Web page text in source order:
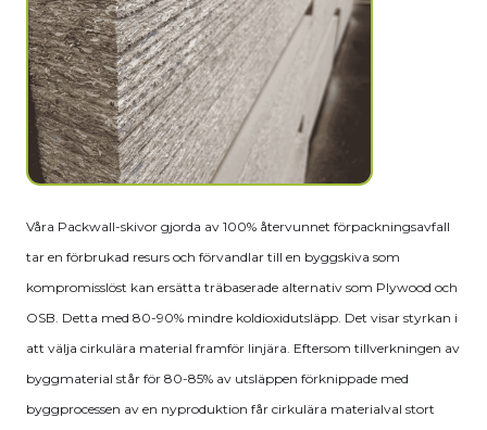
Våra Packwall-skivor gjorda av 100% återvunnet förpackningsavfall
tar en förbrukad resurs och förvandlar till en byggskiva som
kompromisslöst kan ersätta träbaserade alternativ som Plywood och
OSB. Detta med 80-90% mindre koldioxidutsläpp. Det visar styrkan i
att välja cirkulära material framför linjära. Eftersom tillverkningen av
byggmaterial står för 80-85% av utsläppen förknippade med
byggprocessen av en nyproduktion får cirkulära materialval stort